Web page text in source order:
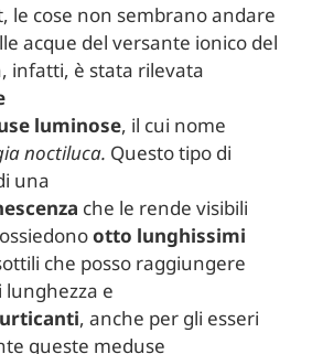
le cose non sembrano andare
acque del versante ionico del
infatti, è stata rilevata
luminose, il cui nome
noctiluca. Questo tipo di
una
che le rende visibili
otto lunghissimi
che posso raggiungere
e
urticanti, anche per gli esseri
queste meduse